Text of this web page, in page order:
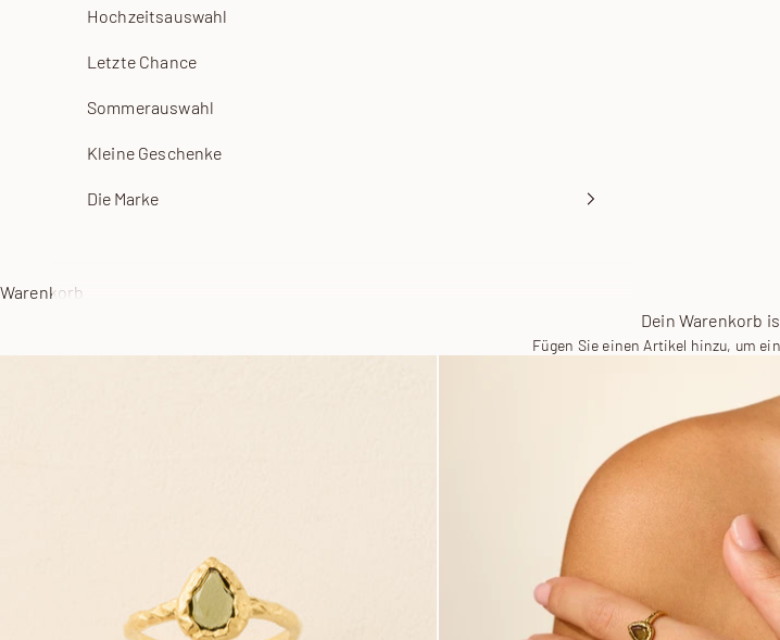
Hochzeitsauswahl
Letzte Chance
Sommerauswahl
Kleine Geschenke
Die Marke
Warenkorb
Dein Warenkorb
Fügen Sie einen Artikel hinzu, um